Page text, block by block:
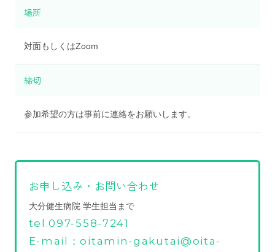
場所
対面もしくはZoom
締切
参加希望の方は事前に連絡をお願いします。
お申し込み・お問い合わせ
大分健生病院 学生担当まで
tel.097-558-7241
E-mail：oitamin-gakutai@oita-